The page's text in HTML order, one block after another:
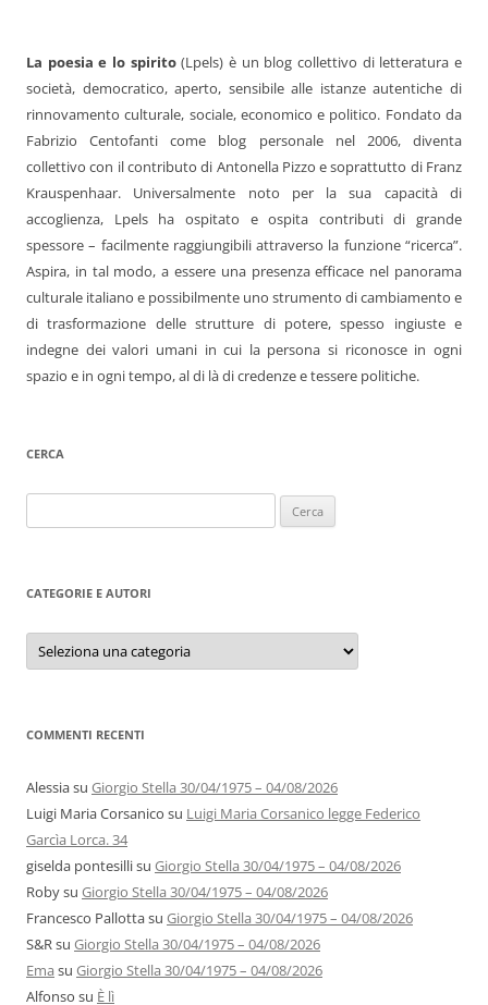
La poesia e lo spirito(Lpels) è un blog collettivo di letteratura e
società, democratico, aperto, sensibile alle istanze autentiche di
rinnovamento culturale, sociale, economico e politico. Fondato da
Fabrizio Centofanti come blog personale nel 2006, diventa
collettivo con il contributo di Antonella Pizzo e soprattutto di Franz
Krauspenhaar. Universalmente noto per la sua capacità di
accoglienza, Lpels ha ospitato e ospita contributi di grande
spessore – facilmente raggiungibili attraverso la funzione “ricerca”.
Aspira, in tal modo, a essere una presenza efficace nel panorama
culturale italiano e possibilmente uno strumento di cambiamento e
di trasformazione delle strutture di potere, spesso ingiuste e
indegne dei valori umani in cui la persona si riconosce in ogni
spazio e in ogni tempo, al di là di credenze e tessere politiche.
CERCA
per:
CATEGORIE E AUTORI
Categorie
autori
COMMENTI RECENTI
Alessiasu Giorgio Stella 30/04/1975 – 04/08/2026
Luigi Maria Corsanico su Luigi Maria Corsanico legge Federico
Garcìa Lorca. 34
giselda pontesillisu Giorgio Stella 30/04/1975 – 04/08/2026
Robysu Giorgio Stella 30/04/1975 – 04/08/2026
Francesco Pallottasu Giorgio Stella 30/04/1975 – 04/08/2026
S&Rsu Giorgio Stella 30/04/1975 – 04/08/2026
Ema su Giorgio Stella 30/04/1975 – 04/08/2026
Alfonso su È lì